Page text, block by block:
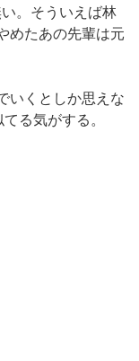
。そういえば林
めたあの先輩は元
いくとしか思えな
る気がする。